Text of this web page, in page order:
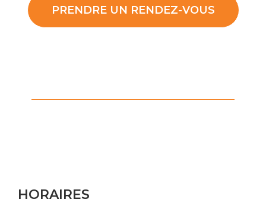
PRENDRE UN RENDEZ-VOUS
HORAIRES